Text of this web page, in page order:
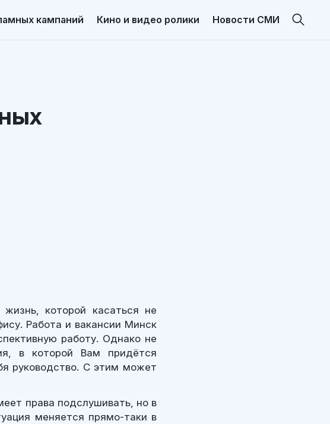
кампаний Кино и видео ролики Новости СМИ
которой касаться не
Работа и вакансии Минск
работу. Однако не
в которой Вам придётся
руководство. С этим может
права подслушивать, но в
меняется прямо-таки в